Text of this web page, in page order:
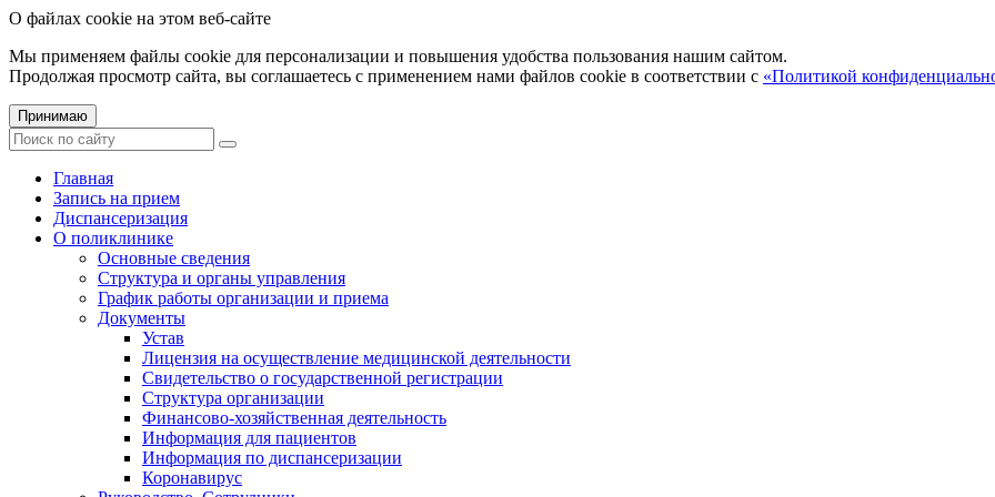
О файлах cookie на этом веб-сайте
Мы применяем файлы cookie для персонализации и повышения удобства пользования нашим сайтом.
Продолжая просмотр сайта, вы соглашаетесь с применением нами файлов cookie в соответствии с «Политикой
Принимаю
Главная
Запись на прием
Диспансеризация
О поликлинике
Основные сведения
Структура и органы управления
График работы организации и приема
Документы
Устав
Лицензия на осуществление медицинской деятельности
Свидетельство о государственной регистрации
Структура организации
Финансово-хозяйственная деятельность
Информация для пациентов
Информация по диспансеризации
Коронавирус